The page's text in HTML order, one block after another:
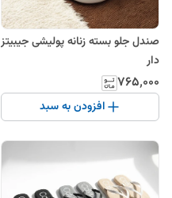
صندل جلو بسته زنانه پولیشی جیبیتز
دار
۷۶۵٬۰۰۰
افزودن به سبد